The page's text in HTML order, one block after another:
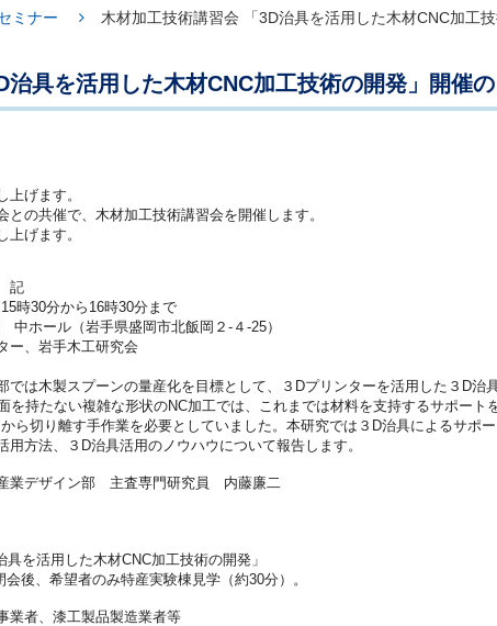
ミナー
木材加工技術講習会 「3D治具を活用した木材CNC加工
具を活用した木材CNC加工技術の開発」開催
げます。
の共催で、木材加工技術講習会を開催します。
げます。
30分から16時30分まで
ホール（岩手県盛岡市北飯岡２-４-25）
ー、岩手木工研究会
では木製スプーンの量産化を目標として、３Dプリンターを活用した３D治
を持たない複雑な形状のNC加工では、これまでは材料を支持するサポート
ら切り離す手作業を必要としていました。本研究では３D治具によるサポ
方法、３D治具活用のノウハウについて報告します。
デザイン部 主査専門研究員 内藤廉二
材CNC加工技術の開発」
のみ特産実験棟見学（約30分）。
業者、漆工製品製造業者等